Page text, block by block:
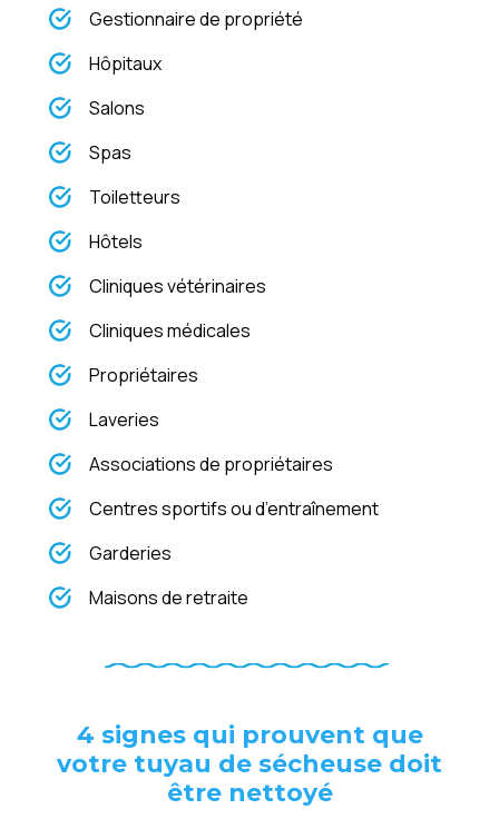
Gestionnaire de propriété
Hôpitaux
Salons
Spas
Toiletteurs
Hôtels
Cliniques vétérinaires
Cliniques médicales
Propriétaires
Laveries
Associations de propriétaires
Centres sportifs ou d’entraînement
Garderies
Maisons de retraite
4 signes qui prouvent que
votre tuyau de sécheuse doit
être nettoyé